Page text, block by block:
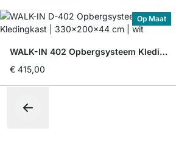
Op Maat
WALK-IN 402 Opbergsysteem Kledingkast
€ 415,00